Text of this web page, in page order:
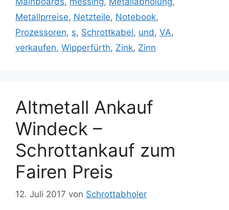
Metallprreise, Netzteile, Notebook,
Prozessoren, s, Schrottkabel, und , VA,
verkaufen, Wipperfürth, Zink, Zinn
Altmetall Ankauf
Windeck –
Schrottankauf zum
Fairen Preis
12. Juli 2017 von Schrottabholer